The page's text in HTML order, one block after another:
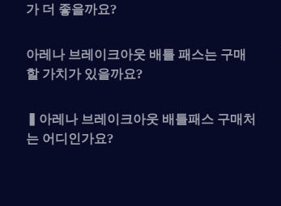
가 더 좋을까요?
아레나 브레이크아웃 배틀 패스는 구매
할 가치가 있을까요?
▍아레나 브레이크아웃 배틀패스 구매처
는 어디인가요?